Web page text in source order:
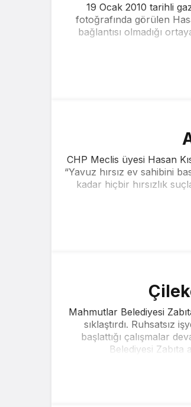
19 Ocak 2010 tarihli
fotoğrafında görülen
bağlantısı olmadığı
CHP Meclis üyesi Hasan
“Yavuz hırsız ev sahibini
kadar hiçbir hırsızlık
Mahmutlar Belediyesi
sıklaştırdı. Ruhsatsız
başlattığı çalışmalar
Belediyesi